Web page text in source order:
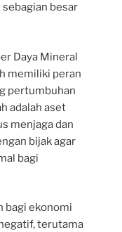
besar
Daya Mineral
memiliki peran
pertumbuhan
adalah aset
menjaga dan
bijak agar
bagi
bagi ekonomi
terutama